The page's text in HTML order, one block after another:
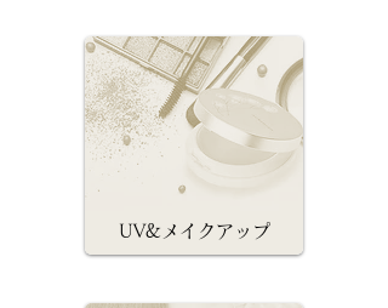
UV&メイクアップ